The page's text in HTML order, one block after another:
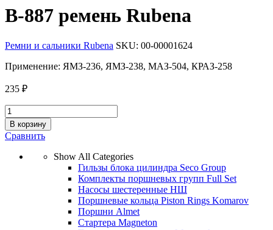
B-887 ремень Rubena
Ремни и сальники Rubena SKU: 00-00001624
Применение: ЯМЗ-236, ЯМЗ-238, МАЗ-504, КРАЗ-258
235 ₽
B-
887
ремень
Rubena
quantity
В корзину
Сравнить
Show All Categories
Гильзы блока цилиндра Seco Group
Комплекты поршневых групп Full Set
Насосы шестеренные НШ
Поршневые кольца Piston Rings Komarov
Поршни Almet
Стартера Magneton